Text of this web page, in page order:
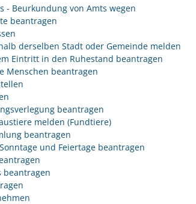
- Beurkundung von Amts wegen
beantragen
derselben Stadt oder Gemeinde melden
Eintritt in den Ruhestand beantragen
Menschen beantragen
beantragen
melden (Fundtiere)
beantragen
und Feiertage beantragen
beantragen